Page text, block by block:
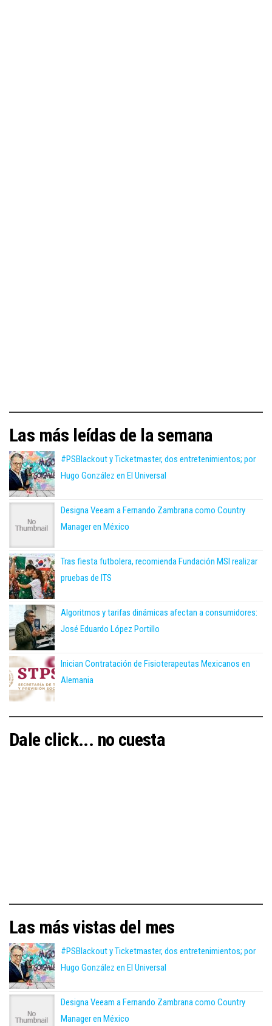
Las más leídas de la semana
#PSBlackout y Ticketmaster, dos entretenimientos; por
Hugo González en El Universal
Designa Veeam a Fernando Zambrana como Country
Manager en México
Tras fiesta futbolera, recomienda Fundación MSI realizar
pruebas de ITS
Algoritmos y tarifas dinámicas afectan a consumidores:
José Eduardo López Portillo
Inician Contratación de Fisioterapeutas Mexicanos en
Alemania
Dale click... no cuesta
Las más vistas del mes
#PSBlackout y Ticketmaster, dos entretenimientos; por
Hugo González en El Universal
Designa Veeam a Fernando Zambrana como Country
Manager en México